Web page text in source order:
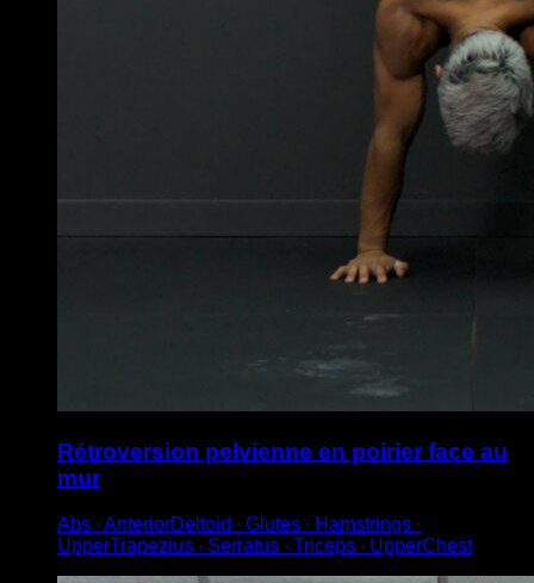
Rétroversion pelvienne en poirier face au
mur
Abs ∙ AnteriorDeltoid ∙ Glutes ∙ Hamstrings ∙
UpperTrapezius ∙ Serratus ∙ Triceps ∙ UpperChest